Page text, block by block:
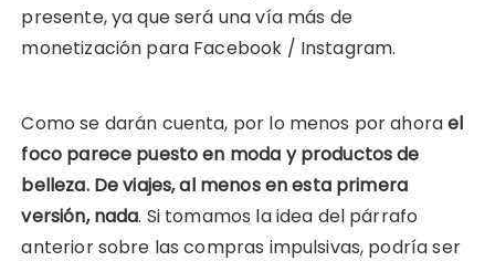
presente, ya que será una vía más de
monetización para Facebook / Instagram.
Como se darán cuenta, por lo menos por ahorael
foco parece puesto en moda y productos de
belleza. De viajes, al menos en esta primera
versión, nada. Si tomamos la idea del párrafo
anterior sobre las compras impulsivas, podría ser